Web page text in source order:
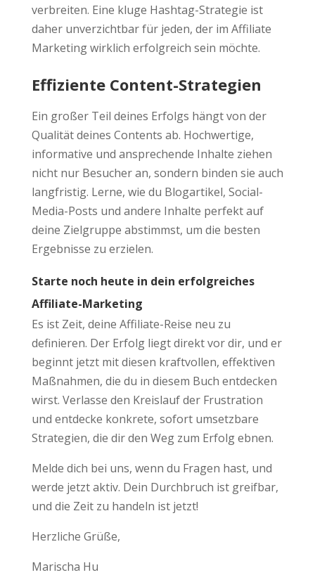
verbreiten. Eine kluge Hashtag-Strategie ist
daher unverzichtbar für jeden, der im Affiliate
Marketing wirklich erfolgreich sein möchte.
Effiziente Content-Strategien
Ein großer Teil deines Erfolgs hängt von der
Qualität deines Contents ab. Hochwertige,
informative und ansprechende Inhalte ziehen
nicht nur Besucher an, sondern binden sie auch
langfristig. Lerne, wie du Blogartikel, Social-
Media-Posts und andere Inhalte perfekt auf
deine Zielgruppe abstimmst, um die besten
Ergebnisse zu erzielen.
Starte noch heute in dein erfolgreiches
Affiliate-Marketing
Es ist Zeit, deine Affiliate-Reise neu zu
definieren. Der Erfolg liegt direkt vor dir, und er
beginnt jetzt mit diesen kraftvollen, effektiven
Maßnahmen, die du in diesem Buch entdecken
wirst. Verlasse den Kreislauf der Frustration
und entdecke konkrete, sofort umsetzbare
Strategien, die dir den Weg zum Erfolg ebnen.
Melde dich bei uns, wenn du Fragen hast, und
werde jetzt aktiv. Dein Durchbruch ist greifbar,
und die Zeit zu handeln ist jetzt!
Herzliche Grüße,
Marischa Hu